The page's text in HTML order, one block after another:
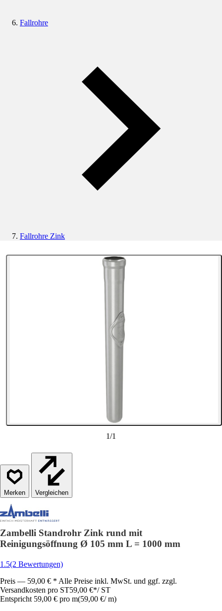
Fallrohre
Fallrohre Zink
1/1
Vergleichen
Zambelli Standrohr Zink rund mit
Reinigungsöffnung Ø 105 mm L = 1000 mm
1.5(2 Bewertungen)
Preis — 59,00 € * Alle Preise inkl. MwSt. und ggf. zzgl.
Versandkosten pro ST59,00 €*/ ST
Entspricht 59,00 € pro m(59,00 €/ m)